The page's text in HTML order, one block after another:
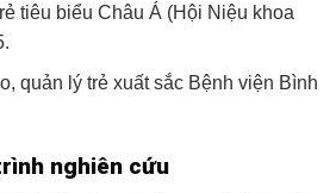
tiêu biểu Châu Á (Hội Niệu khoa
quản lý trẻ xuất sắc Bệnh viện Bình
nghiên cứu